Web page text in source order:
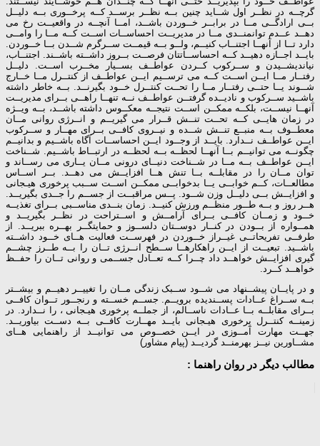
گرچــه در نظــر اول شــاید چنین بــه نظــر برســد کــه پرخــوری بــه دلیــل
بــی ارادگــی مــا در برابــر خــوردن باشــد، امــا آنچــه در واقعیــت رخ می
دهــد عــدم توانمنــدی مــا در مدیریــت احساســات اســت کــه مــا را وامــی
دارد تــا از آنهــا اجتنــاب کنیــم، ولــو بــه قیمــت ســرگرم شــدن بــا خــوردن.
بایــد اجــازه دهیــد کــه احساســاتتان فرصــت بــروز داشــته باشــند. اجتنــاب،
نیاندیشــیدن و ســرکوب کــردن عواطــف بســیار مخــرب اســت. دلیــل
رفتــار مــا ایــن اســت کــه می ترســیم ایــن عواطــف از کنتــرل مــا خــارج
شــوند یــا حتــی رفتــار مــا را تحــت کنتــرل خــود بگیرنــد. بــه خاطر داشته
باشــید ســرکوب و نادیــده گرفتــن عواطــف نــه تنهــا راهــی بــرای مدیریــت
آنهــا نیســت، بلکــه ممکــن اســت نتیجــه معکــوس داشته باشــد، بــه ویــژه
در زمان هایــی کــه تحــت تنــش قــرار می گیریــم و انــرژی روانی مــان
معطــوف بــه منبــع تنــش شــده و نیــروی کافــی بــرای مهــار و ســرکوب
ایــن عواطــف نــدارد. بایــد از وجــود ایــن احساســات آگاه باشــیم و بدانیــم
چگونــه می توانیــم بــا آنهــا لحظــه بــه لحظــه در ارتبــاط باشــیم. شــناخت
ایــن عواطــف بــه مــا در شــناخت دنیــای درونی مــان یــاری می رســاند و
توان مــان را در مقابلــه بــا تنش هــا افزایــش می دهــد. بــر اســاس
مطالعــات، کــم خوابــی یــا بدخوابــی ممکــن اســت ســبب پرخوری هیـجانی
و افزایــش بــی دلیــل وزن شــود. پــس مراقبــت از جســم را جــدی بگیریــد.
هــر روز و بــه طــور منظــم ورزش کنیــد. زمان بنــدی مناســبی بــرای تغذیــه
خــود و زمــان کافــی بــرای آرامــش و اســتراحت در نظــر بگیریــد و
همــواره از بــودن در کنــار دوســتان دلســوز و حمایتگــر بهــره ببریــد. از
طرفــی تفریحاتــی غیــراز خــوردن در فهرســت فعالیت هــای خــود داشــته
باشــید. تبعیــت از ایــن راهکارهــا ســطح انــرژی تــان را بــه طــرز چشــم
گیری افزایــش خواهــد داد چــرا کــه تعــادل جســمی و روانی تــان را حفــظ
خواهــد کــرد.
و در پایــان پیشــنهاد می شــود ســبک زندگی مــان را تغییــر دهیــم و بیشــتر
بــه ســراغ عــادات پســندیده برویــم. جســم خســته و رنجــور تــوان کافــی
بــرای مقابلــه بــا عــادات ناســالم، از جملــه پرخوری هیـجانی ، را نــدارد. در
زمینــه كنتــرل پرخوری هیـجانی بایــد مهــارت كافــی بــه دســت بیاوریــد.
جهــت مهارت آمــوزی در ایــن خصــوص می توانیــد از راهنمایی هــای
مشــاورین نیــز بهرمنــد گردیــد (پیام مشاور)
مطالب دیگر در روان راهنما :